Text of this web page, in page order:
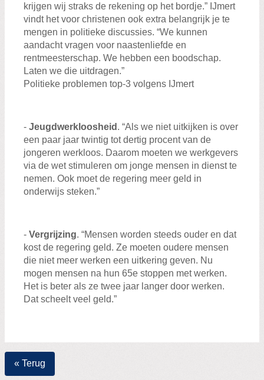
krijgen wij straks de rekening op het bordje.” IJmert
vindt het voor christenen ook extra belangrijk je te
mengen in politieke discussies. “We kunnen
aandacht vragen voor naastenliefde en
rentmeesterschap. We hebben een boodschap.
Laten we die uitdragen.”
Politieke problemen top-3 volgens IJmert
- Jeugdwerkloosheid . “Als we niet uitkijken is over
een paar jaar twintig tot dertig procent van de
jongeren werkloos. Daarom moeten we werkgevers
via de wet stimuleren om jonge mensen in dienst te
nemen. Ook moet de regering meer geld in
onderwijs steken.”
- Vergrijzing. “Mensen worden steeds ouder en dat
kost de regering geld. Ze moeten oudere mensen
die niet meer werken een uitkering geven. Nu
mogen mensen na hun 65e stoppen met werken.
Het is beter als ze twee jaar langer door werken.
Dat scheelt veel geld.”
« Terug